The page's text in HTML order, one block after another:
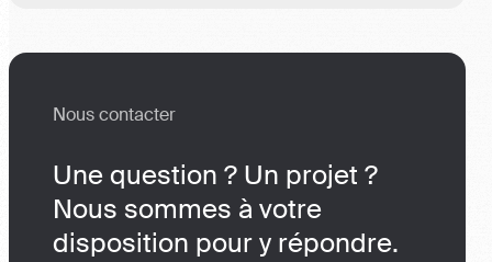
Nous contacter
Une question ? Un projet ?
Nous sommes à votre
disposition pour y répondre.